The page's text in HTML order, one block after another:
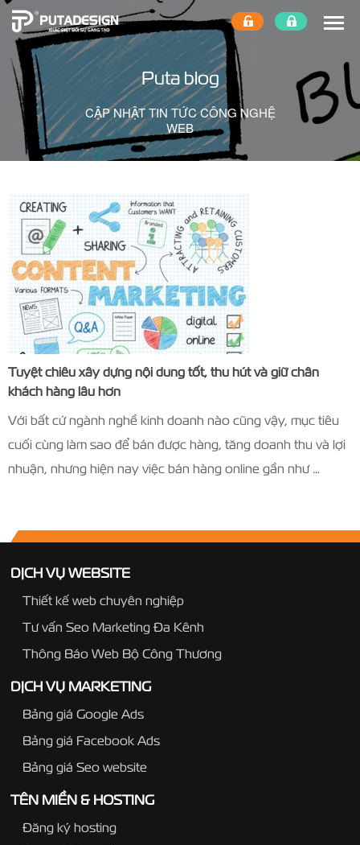
Puta blog
CẬP NHẬT TIN TỨC CÔNG NGHỆ
WEB
Tuyệt chiêu xây dựng nội dung tốt, thu hút và giữ chân
khách hàng lâu hơn
Với bất cứ ngành nghề kinh doanh nào cũng vậy, mục tiêu
cuối cùng làm sao để bán được hàng, tăng doanh thu và lợi
nhuận, nhưng hiện nay việc bán hàng online gần như …
DỊCH VỤ WEBSITE
Thiết kế web chuyên nghiệp
Tư vấn Seo Marketing Đa Kênh
Thông Báo Web Bộ Công Thương
DỊCH VỤ MARKETING
Bảng giá Google Ads
Bảng giá Facebook Ads
Bảng giá Seo website
TÊN MIỀN & HOSTING
Đăng ký hosting